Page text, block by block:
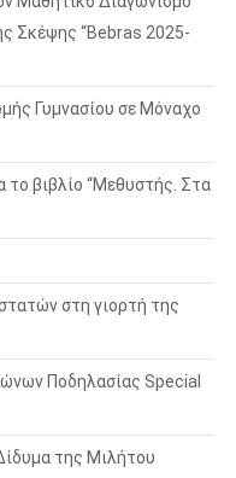
Σκέψης “Bebras 2025-
Γυμνασίου σε Μόναχο
το βιβλίο “Μεθυστής. Στα
στη γιορτή της
Ποδηλασίας Special
της Μιλήτου